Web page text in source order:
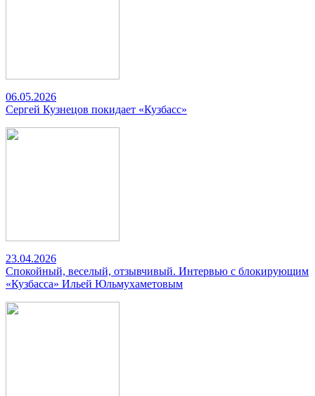
06.05.2026
Сергей Кузнецов покидает «Кузбасс»
23.04.2026
Спокойный, веселый, отзывчивый. Интервью с блокирующим
«Кузбасса» Ильей Юльмухаметовым